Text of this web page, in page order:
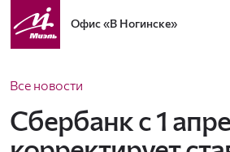
Офис«В Ногинске»
Все новости
Сбербанк с 1